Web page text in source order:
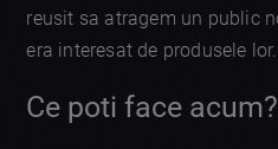
reusit sa atragem un public
era interesat de produsele lor.
Ce poti face acum?